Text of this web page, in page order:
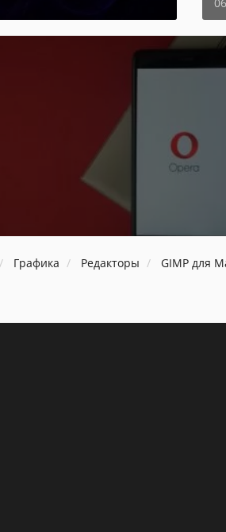
Графика Редакторы GIMP для